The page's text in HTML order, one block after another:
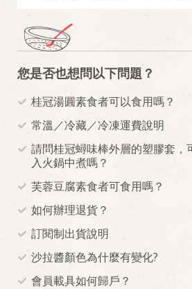
您是否也想問以下問題？
桂冠湯圓素食者可以食用嗎？
常溫／冷藏／冷凍運費說明
請問桂冠蟳味棒外層的塑膠套，
入火鍋中煮嗎？
芙蓉豆腐素食者可食用嗎？
如何辦理退貨？
訂閱制出貨說明
沙拉醬顏色為什麼有變化?
會員載具如何歸戶？